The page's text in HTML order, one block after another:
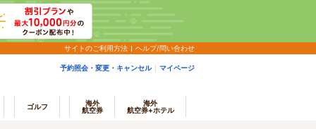
サイトのご利用方法 ヘルプ/問い合わせ
予約照会・変更・キャンセル マイページ
ゴルフ
海外
航空券
海外
航空券+ホテル